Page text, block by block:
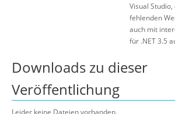
Visual
fehlenden
auch mit
für .NET 3.5
Downloads zu dieser
Veröffentlichung
Leider keine Dateien vorhanden.